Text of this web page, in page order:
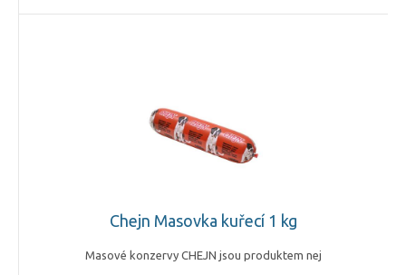
Chejn Masovka kuřecí 1 kg
Masové konzervy CHEJN jsou produktem nej